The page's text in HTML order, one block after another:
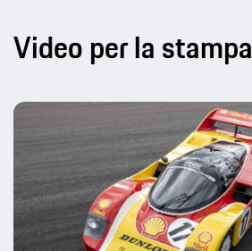
Video per la stampa